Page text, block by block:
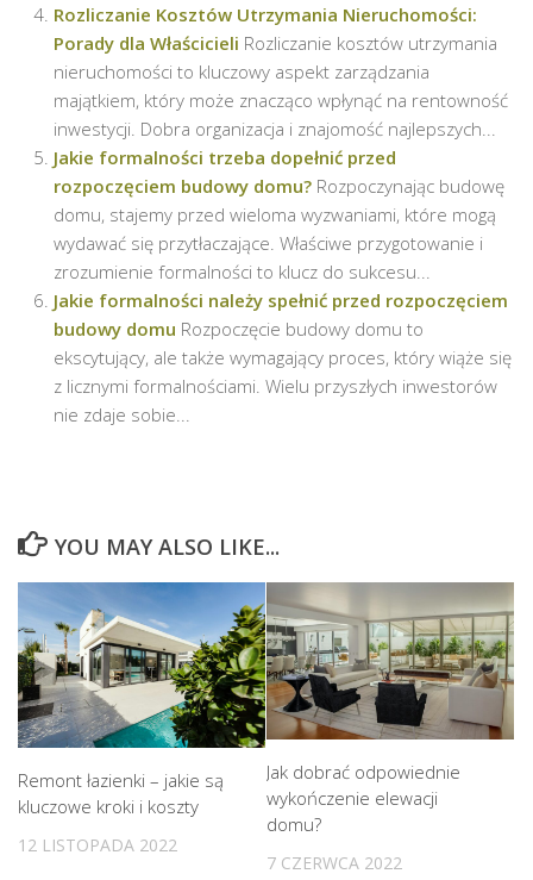
Rozliczanie Kosztów Utrzymania Nieruchomości:
Porady dla Właścicieli Rozliczanie kosztów utrzymania
nieruchomości to kluczowy aspekt zarządzania
majątkiem, który może znacząco wpłynąć na rentowność
inwestycji. Dobra organizacja i znajomość najlepszych...
Jakie formalności trzeba dopełnić przed
rozpoczęciem budowy domu? Rozpoczynając budowę
domu, stajemy przed wieloma wyzwaniami, które mogą
wydawać się przytłaczające. Właściwe przygotowanie i
zrozumienie formalności to klucz do sukcesu...
Jakie formalności należy spełnić przed rozpoczęciem
budowy domu Rozpoczęcie budowy domu to
ekscytujący, ale także wymagający proces, który wiąże się
z licznymi formalnościami. Wielu przyszłych inwestorów
nie zdaje sobie...
YOU MAY ALSO LIKE...
Remont łazienki – jakie są
kluczowe kroki i koszty
12 LISTOPADA 2022
Jak dobrać odpowiednie
wykończenie elewacji
domu?
7 CZERWCA 2022